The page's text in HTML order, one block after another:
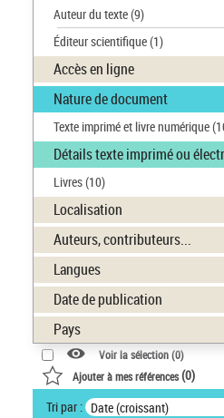
Auteur du texte(9)
Éditeur scientifique(1)
Accès en ligne
Nature de document
Texte imprimé et livre numérique
Détails texte imprimé ou
Livres(10)
Localisation
Auteurs, contributeurs...
Langues
Date de publication
Pays
Voir la sélection (0)
Ajouter à mes références(0)
Tri par : Date (croissant)